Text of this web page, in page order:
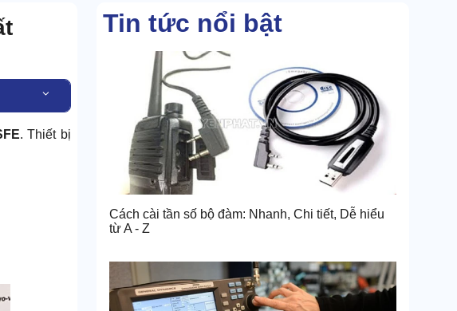
. Thiết bị
Tin tức nổi bật
Cách cài tần số bộ đàm: Nhanh, Chi tiết, Dễ hiểu
từ A - Z